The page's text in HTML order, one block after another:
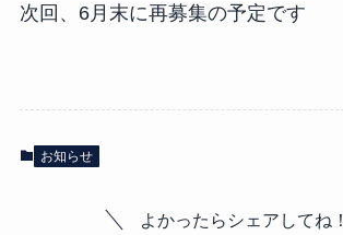
次回、6月末に再募集の予定です
お知らせ
よかったらシェアしてね！